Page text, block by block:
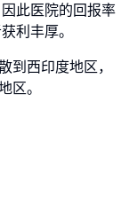
此医院的回报率
利丰厚。
到西印度地区，
区。